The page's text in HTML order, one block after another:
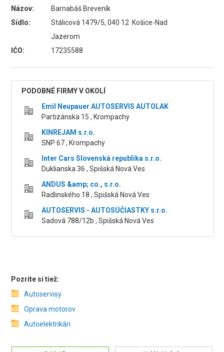
Názov:
Barnabáš Breveník
Sídlo:
Stálicová 1479/5, 040 12 Košice-Nad
Jazerom
IČO:
17235588
PODOBNÉ FIRMY V OKOLÍ
Emil Neupauer AUTOSERVIS AUTOLAK
Partizánska 15 , Krompachy
KINREJAM s.r.o.
SNP 67 , Krompachy
Inter Cars Slovenská republika s.r.o.
Duklianska 36 , Spišská Nová Ves
ANDUS &amp; co., s.r.o.
Radlinského 18 , Spišská Nová Ves
AUTOSERVIS - AUTOSÚČIASTKY s.r.o.
Sadová 788/12b , Spišská Nová Ves
Pozrite si tiež:
Autoservisy
Oprava motorov
Autoelektrikári